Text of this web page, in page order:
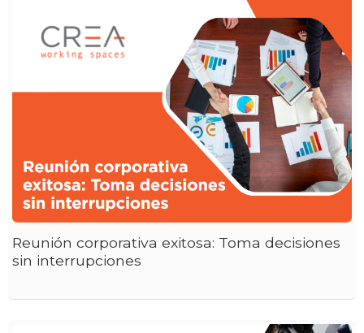
Reunión corporativa exitosa: Toma decisiones
sin interrupciones